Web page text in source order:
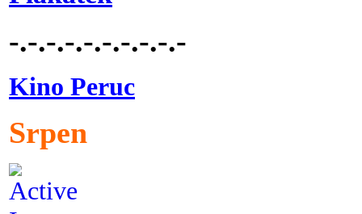
-.-.-.-.-.-.-.-.-.-
Kino Peruc
Srpen